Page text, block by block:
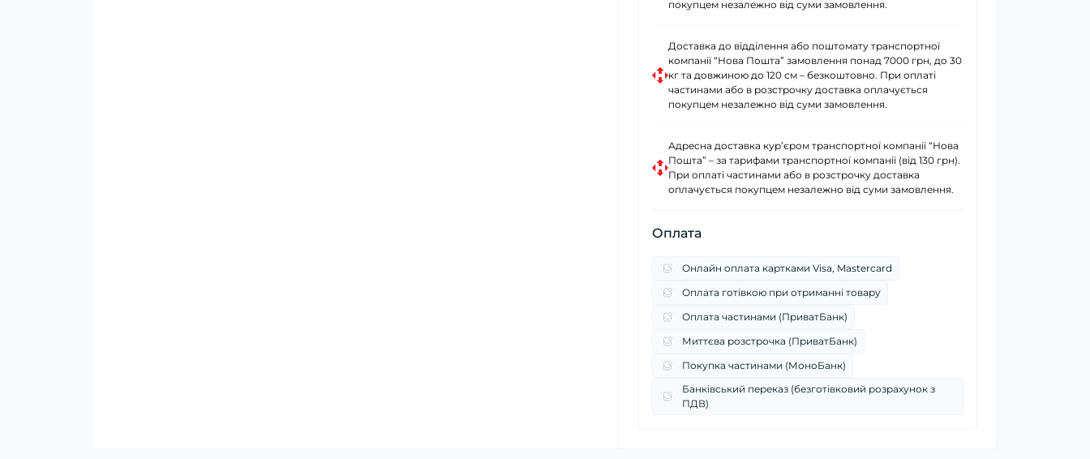
покупцем незалежно від суми замовлення.
Доставка до відділення або поштомату транспортної
компанії “Нова Пошта” замовлення понад 7000 грн, до 30
кг та довжиною до 120 см – безкоштовно. При оплаті
частинами або в розстрочку доставка оплачується
покупцем незалежно від суми замовлення.
Адресна доставка курʼєром транспортної компанії “Нова
Пошта” – за тарифами транспортної компанії (від 130 грн).
При оплаті частинами або в розстрочку доставка
оплачується покупцем незалежно від суми замовлення.
Оплата
Онлайн оплата картками Visa, Mastercard
Оплата готівкою при отриманні товару
Оплата частинами (ПриватБанк)
Миттєва розстрочка (ПриватБанк)
Покупка частинами (МоноБанк)
Банківський переказ (безготівковий розрахунок з
ПДВ)